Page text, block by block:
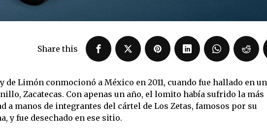
Share this
de Limón conmocionó a México en 2011, cuando fue hallado en un
Zacatecas. Con apenas un año, el lomito había sufrido la más
a manos de integrantes del cártel de Los Zetas, famosos por su
y fue desechado en ese sitio.